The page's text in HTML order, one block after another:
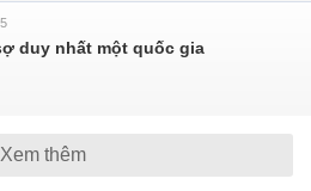
duy nhất một quốc gia
Xem thêm